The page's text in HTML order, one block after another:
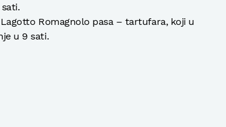
Romagnolo pasa – tartufara, koji u
u 9 sati.